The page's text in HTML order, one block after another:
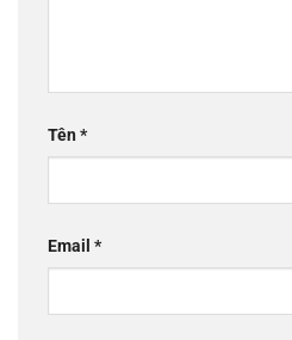
Tên*
Email *